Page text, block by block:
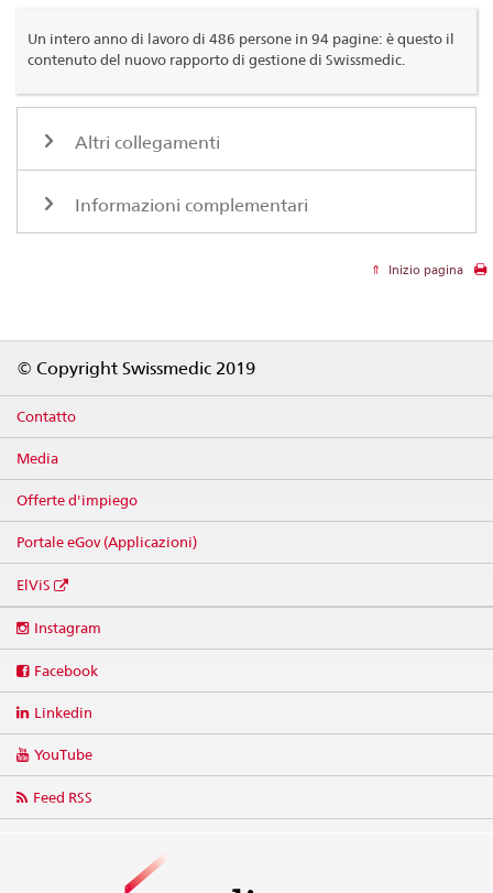
Un intero anno di lavoro di 486 persone in 94 pagine: è questo il
contenuto del nuovo rapporto di gestione di Swissmedic.
Altri collegamenti
Informazioni complementari
Inizio pagina
© Copyright Swissmedic 2019
Contatto
Media
Offerte d'impiego
Portale eGov (Applicazioni)
ElViS
media
Instagram
Facebook
Linkedin
YouTube
Feed RSS